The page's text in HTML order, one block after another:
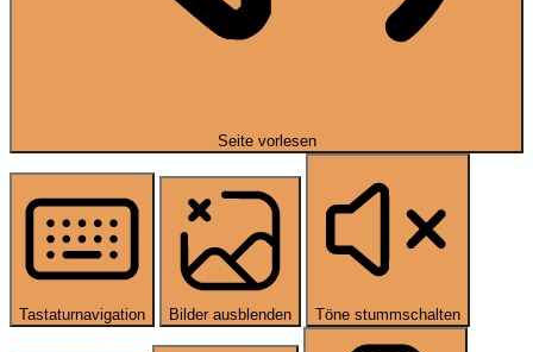
Seite vorlesen
Tastaturnavigation Bilder ausblenden Töne stummschalten